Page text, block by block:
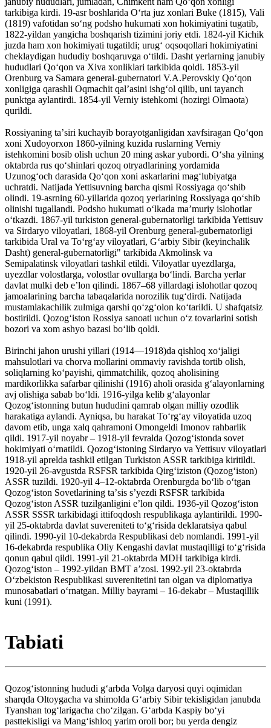
tarkibiga kirdi. 19-asr boshlarida Oʻrta juz xonlari Buke (1815), Vali
(1819) vafotidan soʻng podsho hukumati xon hokimiyatini tugatib,
1822-yildan yangicha boshqarish tizimini joriy etdi. 1824-yil Kichik
juzda ham xon hokimiyati tugatildi; urugʻ oqsoqollari hokimiyatini
cheklaydigan hududiy boshqaruvga oʻtildi. Dasht yerlarning janubiy
hududlari Qoʻqon va Xiva xonliklari tarkibida qoldi. 1853-yil
Orenburg va Samara general-gubernatori V.A.Perovskiy Qoʻqon
xonligiga qarashli Oqmachit qalʼasini ishgʻol qilib, uni tayanch
punktga aylantirdi. 1854-yil Verniy istehkomi (hozirgi Olmaota)
qurildi.
Rossiyaning taʼsiri kuchayib borayotganligidan xavfsiragan Qoʻqon
xoni Xudoyorxon 1860-yilning kuzida ruslarning Verniy
istehkomini bosib olish uchun 20 ming askar yubordi. Oʻsha yilning
oktabrda rus qoʻshinlari qozoq otryadlarining yordamida
Uzunogʻoch darasida Qoʻqon xoni askarlarini magʻlubiyatga
uchratdi. Natijada Yettisuvning barcha qismi Rossiyaga qoʻshib
olindi. 19-asrning 60-yillarida qozoq yerlarining Rossiyaga qoʻshib
olinishi tugallandi. Podsho hukumati oʻlkada maʼmuriy islohotlar
oʻtkazdi. 1867-yil turkiston general-gubernatorligi tarkibida Yettisuv
va Sirdaryo viloyatlari, 1868-yil Orenburg general-gubernatorligi
tarkibida Ural va Toʻrgʻay viloyatlari, Gʻarbiy Sibir (keyinchalik
Dasht) general-gubernatorligi" tarkibida Akmolinsk va
Semipalatinsk viloyatlari tashkil etildi. Viloyatlar uyezdlarga,
uyezdlar volostlarga, volostlar ovullarga boʻlindi. Barcha yerlar
davlat mulki deb eʼlon qilindi. 1867–68 yillardagi islohotlar qozoq
jamoalarining barcha tabaqalarida norozilik tugʻdirdi. Natijada
mustamlakachilik zulmiga qarshi qoʻzgʻolon koʻtarildi. U shafqatsiz
bostirildi. Qozogʻiston Rossiya sanoati uchun oʻz tovarlarini sotish
bozori va xom ashyo bazasi boʻlib qoldi.
Birinchi jahon urushi yillari (1914—1918)da qishloq xoʻjaligi
mahsulotlari va chorva mollarini ommaviy ravishda tortib olish,
soliqlarning koʻpayishi, qimmatchilik, qozoq aholisining
mardikorlikka safarbar qilinishi (1916) aholi orasida gʻalayonlarning
avj olishiga sabab boʻldi. 1916-yilga kelib gʻalayonlar
Qozogʻistonning butun hududini qamrab olgan milliy ozodlik
harakatiga aylandi. Ayniqsa, bu harakat Toʻrgʻay viloyatida uzoq
davom etib, unga xalq qahramoni Omongeldi Imonov rahbarlik
qildi. 1917-yil noyabr – 1918-yil fevralda Qozogʻistonda sovet
hokimiyati oʻrnatildi. Qozogʻistoning Sirdaryo va Yettisuv viloyatlari
1918-yil aprelda tashkil etilgan Turkiston ASSR tarkibiga kiritildi.
1920-yil 26-avgustda RSFSR tarkibida Qirgʻiziston (Qozogʻiston)
ASSR tuzildi. 1920-yil 4–12-oktabrda Orenburgda boʻlib oʻtgan
Qozogʻiston Sovetlarining taʼsis sʼyezdi RSFSR tarkibida
Qozogʻiston ASSR tuzilganligini eʼlon qildi. 1936-yil Qozogʻiston
ASSR SSSR tarkibidagi ittifoqdosh respublikaga aylantirildi. 1990-
yil 25-oktabrda davlat suvereniteti toʻgʻrisida deklaratsiya qabul
qilindi. 1990-yil 10-dekabrda Respublikasi deb nomlandi. 1991-yil
16-dekabrda respublika Oliy Kengashi davlat mustaqilligi toʻgʻrisida
qonun qabul qildi. 1991-yil 21-oktabrda MDH tarkibiga kirdi.
Qozogʻiston – 1992-yildan BMT aʼzosi. 1992-yil 23-oktabrda
Oʻzbekiston Respublikasi suverenitetini tan olgan va diplomatiya
munosabatlari oʻrnatgan. Milliy bayrami – 16-dekabr – Mustaqillik
kuni (1991).
Tabiati
Qozogʻistonning hududi gʻarbda Volga daryosi quyi oqimidan
sharqda Oltoygacha va shimolda Gʻarbiy Sibir tekisligidan janubda
Tyanshan togʻlarigacha choʻzilgan. Gʻarbda Kaspiy boʻyi
pasttekisligi va Mangʻishloq yarim oroli bor; bu yerda dengiz